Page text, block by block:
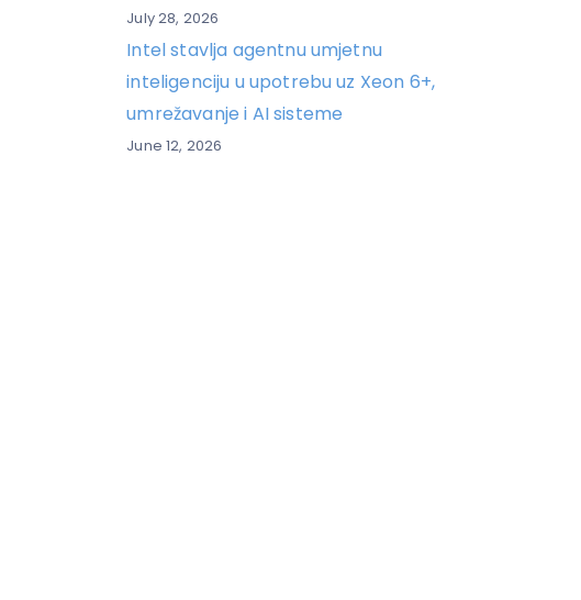
July 28, 2026
Intel stavlja agentnu umjetnu
inteligenciju u upotrebu uz Xeon 6+,
umrežavanje i AI sisteme
June 12, 2026